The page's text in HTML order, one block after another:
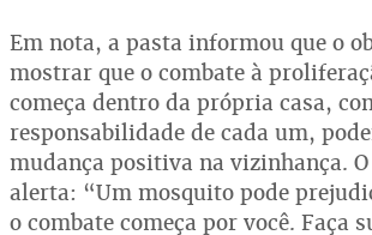
Em nota, a pasta informou que o
mostrar que o combate à
começa dentro da própria casa,
responsabilidade de cada um,
mudança positiva na vizinhança.
alerta: “Um mosquito pode
o combate começa por você. Faça